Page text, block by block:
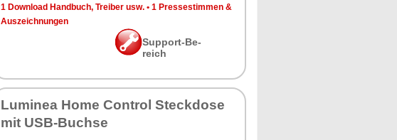
1 Down­load Hand­buch, Trei­ber usw. • 1 Pres­se­stim­men &
Aus­zeich­nun­gen
Sup­port-Be­
reich
Lu­mi­nea Ho­me Con­trol Steck­do­se
mit USB-Buch­se